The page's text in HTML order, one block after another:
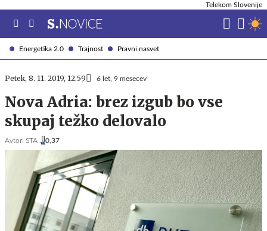
Energetika 2.0 Trajnost Pravni nasvet
Telekom Slovenije
Petek, 8. 11. 2019, 12.59 6 let, 9 mesecev
Nova Adria: brez izgub bo vse
skupaj težko delovalo
Avtor: STA , 0,37